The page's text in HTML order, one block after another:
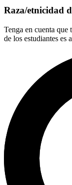
Raza/etnicidad
Tenga en cuenta
de los estudiantes es